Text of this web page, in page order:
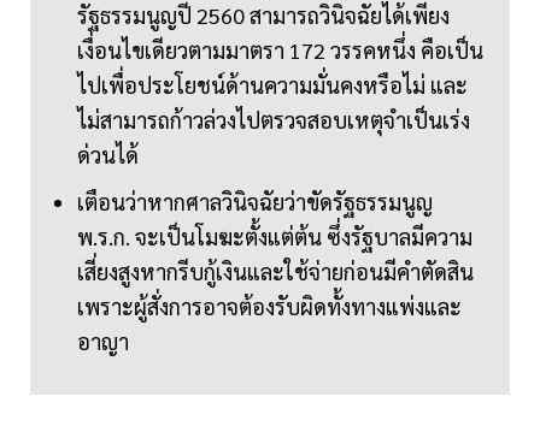
รัฐธรรมนูญปี 2560 สามารถวินิจฉัยได้เพียง
เงื่อนไขเดียวตามมาตรา 172 วรรคหนึ่ง คือเป็น
ไปเพื่อประโยชน์ด้านความมั่นคงหรือไม่ และ
ไม่สามารถก้าวล่วงไปตรวจสอบเหตุจำเป็นเร่ง
ด่วนได้
เตือนว่าหากศาลวินิจฉัยว่าขัดรัฐธรรมนูญ
พ.ร.ก. จะเป็นโมฆะตั้งแต่ต้น ซึ่งรัฐบาลมีความ
เสี่ยงสูงหากรีบกู้เงินและใช้จ่ายก่อนมีคำตัดสิน
เพราะผู้สั่งการอาจต้องรับผิดทั้งทางแพ่งและ
อาญา